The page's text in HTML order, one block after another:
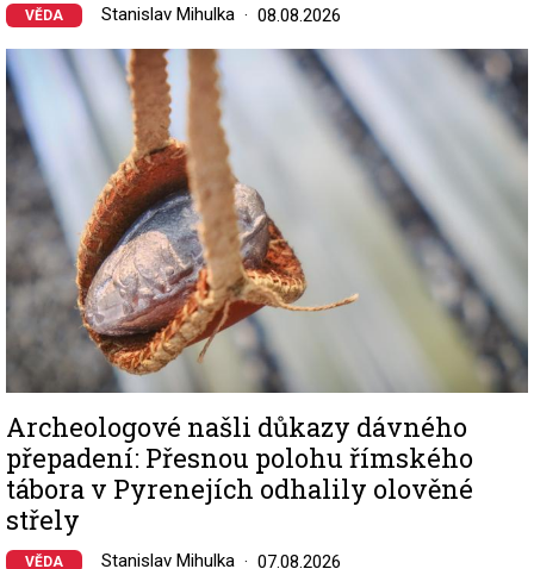
VĚDA Stanislav Mihulka 08.08.2026
Image
Archeologové našli důkazy dávného
přepadení: Přesnou polohu římského
tábora v Pyrenejích odhalily olověné
střely
VĚDA Stanislav Mihulka 07.08.2026